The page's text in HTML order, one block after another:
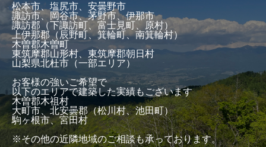
松本市、塩尻市、安曇野市
諏訪市、岡谷市、茅野市、伊那市
諏訪郡（下諏訪町、富士見町、原村）
上伊那郡（辰野町、箕輪町、南箕輪村）
木曽郡木曽町
東筑摩郡山形村、東筑摩郡朝日村
山梨県北杜市（一部エリア）
お客様の強いご希望で
以下のエリアで建築した実績もございます
木曽郡木祖村
大町市、北安曇郡（松川村、池田町）
駒ヶ根市、宮田村
※その他の近隣地域のご相談も承っております。